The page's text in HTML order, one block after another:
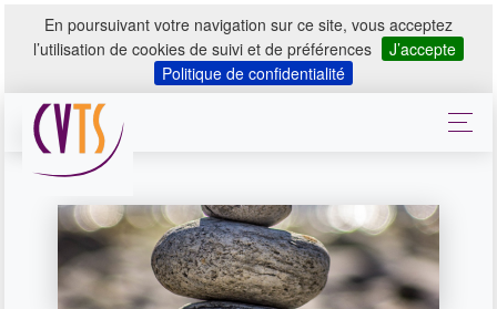
En poursuivant votre navigation sur ce site, vous acceptez
l’utilisation de cookies de suivi et de préférences
J’accepte
Politique de confidentialité